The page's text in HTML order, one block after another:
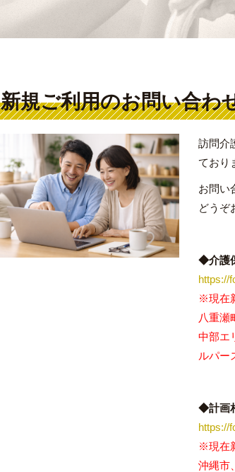
新規ご利用のお問い合わ
訪問介
ており
お問い
どうぞ
◆介護
https://
※現在
八重瀬
中部エ
ルパー
◆計画
https://
※現在
沖縄市